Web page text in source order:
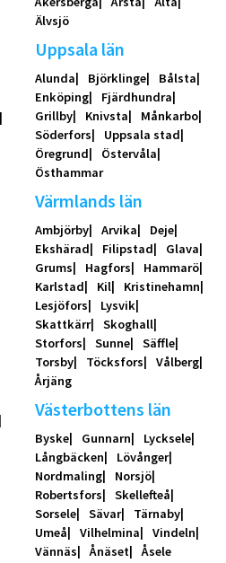
Älvsjö
Uppsala län
Alunda Björklinge
Bålsta
Enköping
Fjärdhundra
Grillby
Knivsta
Månkarbo
Söderfors
Uppsala stad
Öregrund
Östervåla
Östhammar
Värmlands län
Ambjörby Arvika
Deje
Ekshärad
Filipstad
Glava
Grums
Hagfors
Hammarö
Karlstad
Kil
Kristinehamn
Lesjöfors
Lysvik
Skattkärr
Skoghall
Storfors
Sunne
Säffle
Torsby
Töcksfors
Vålberg
Årjäng
Västerbottens län
Byske Gunnarn
Lycksele
Långbäcken
Lövånger
Nordmaling
Norsjö
Robertsfors
Skellefteå
Sorsele
Sävar
Tärnaby
Umeå
Vilhelmina
Vindeln
Vännäs
Ånäset Åsele